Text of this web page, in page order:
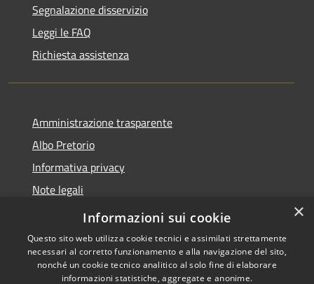
Segnalazione disservizio
Leggi le FAQ
Richiesta assistenza
Amministrazione trasparente
Albo Pretorio
Informativa privacy
Note legali
Dichiarazione di accessibilità
×
Informazioni sui cookie
Questo sito web utilizza cookie tecnici e assimilati strettamente
necessari al corretto funzionamento e alla navigazione del sito,
nonché un cookie tecnico analitico al solo fine di elaborare
informazioni statistiche, aggregate e anonime.